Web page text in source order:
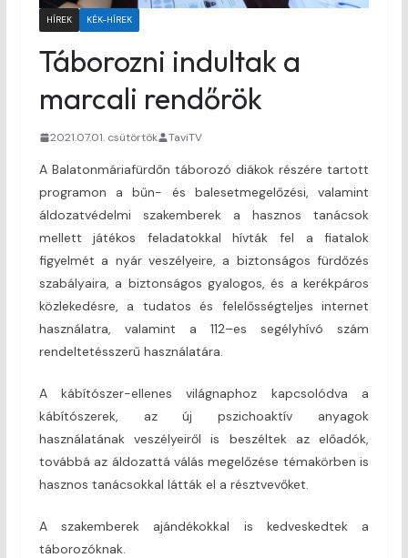
HÍREK KÉK-HÍREK
Táborozni indultak a
marcali rendőrök
2021.07.01. csütörtök TaviTV
A Balatonmáriafürdőn táborozó diákok részére tartott
programon a bűn- és balesetmegelőzési, valamint
áldozatvédelmi szakemberek a hasznos tanácsok
mellett játékos feladatokkal hívták fel a fiatalok
figyelmét a nyár veszélyeire, a biztonságos fürdőzés
szabályaira, a biztonságos gyalogos, és a kerékpáros
közlekedésre, a tudatos és felelősségteljes internet
használatra, valamint a 112–es segélyhívó szám
rendeltetésszerű használatára.
A kábítószer-ellenes világnaphoz kapcsolódva a
kábítószerek, az új pszichoaktív anyagok
használatának veszélyeiről is beszéltek az előadók,
továbbá az áldozattá válás megelőzése témakörben is
hasznos tanácsokkal látták el a résztvevőket.
A szakemberek ajándékokkal is kedveskedtek a
táborozóknak.